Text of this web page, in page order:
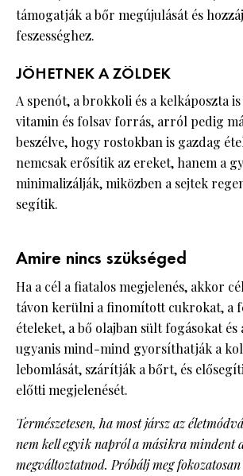
támogatják a bőr megújulását és
feszességhez.
JÖHETNEK A ZÖLDEK
A spenót, a brokkoli és a kelkáposzta
vitamin és folsav forrás, arról pedig
beszélve, hogy rostokban is gazdag
nemcsak erősítik az ereket, hanem a
minimalizálják, miközben a sejtek
segítik.
Amire nincs szükséged
Ha a cél a fiatalos megjelenés, akkor
távon kerülni a finomított cukrokat, a
ételeket, a bő olajban sült fogásokat
ugyanis mind-mind gyorsíthatják a
lebomlását, szárítják a bőrt, és
előtti megjelenését.
Természetesen, ha most jársz az
nem kell egyik napról a másikra mindent
megváltoztatnod. Próbálj meg